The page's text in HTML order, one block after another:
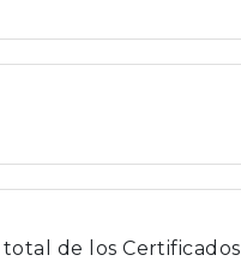
de los Certificados